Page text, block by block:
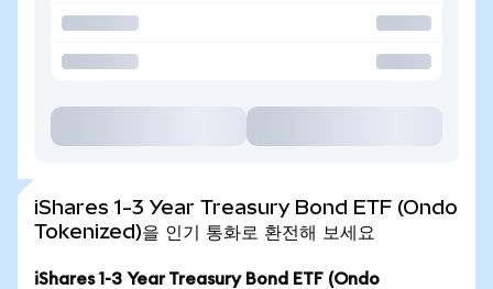
iShares 1-3 Year Treasury Bond ETF (Ondo
Tokenized)을 인기 통화로 환전해 보세요
iShares 1-3 Year Treasury Bond ETF (Ondo